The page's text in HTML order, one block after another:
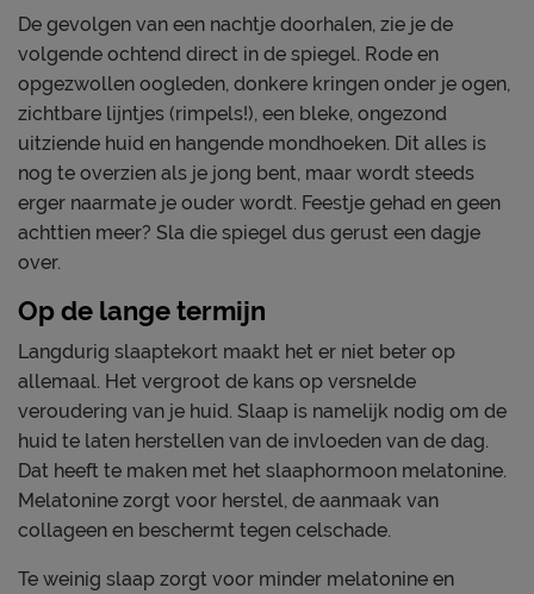
De gevolgen van een nachtje doorhalen, zie je de
volgende ochtend direct in de spiegel. Rode en
opgezwollen oogleden, donkere kringen onder je ogen,
zichtbare lijntjes (rimpels!), een bleke, ongezond
uitziende huid en hangende mondhoeken. Dit alles is
nog te overzien als je jong bent, maar wordt steeds
erger naarmate je ouder wordt. Feestje gehad en geen
achttien meer? Sla die spiegel dus gerust een dagje
over.
Op de lange termijn
Langdurig slaaptekort maakt het er niet beter op
allemaal. Het vergroot de kans op versnelde
veroudering van je huid. Slaap is namelijk nodig om de
huid te laten herstellen van de invloeden van de dag.
Dat heeft te maken met het slaaphormoon melatonine.
Melatonine zorgt voor herstel, de aanmaak van
collageen en beschermt tegen celschade.
Te weinig slaap zorgt voor minder melatonine en